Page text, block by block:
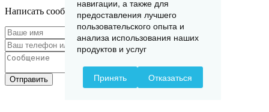
Написать сообщение
Отправить
навигации, а также для
предоставления лучшего
пользовательского опыта и
анализа использования наших
продуктов и услуг
Принять Отказаться